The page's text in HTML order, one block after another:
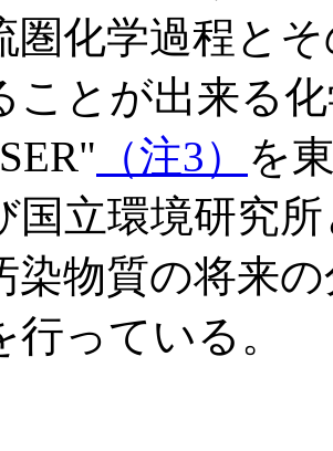
圏化学過程と
ことが出来る
（注3） を
国立環境研究
染物質の将来
行っている。